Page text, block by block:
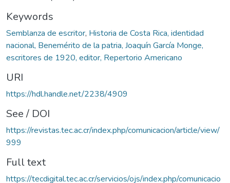
Keywords
Semblanza de escritor, Historia de Costa Rica, identidad
nacional, Benemérito de la patria, Joaquín García Monge,
escritores de 1920, editor, Repertorio Americano
URI
https://hdl.handle.net/2238/4909
See / DOI
https://revistas.tec.ac.cr/index.php/comunicacion/article/view/
999
Full text
https://tecdigital.tec.ac.cr/servicios/ojs/index.php/comunicacio